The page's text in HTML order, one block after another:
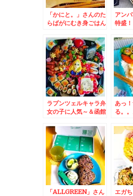
「かにと。」さんのた
らばがにむき身ごはん
アン
特盛
ベス
わ」
煮干
苔」
幸せ
ラプンツェルキャラ弁
女の子に人気～＆函館
ッキーピエロ」さんの
「チャイニーズチキン
バーガー」食べたら病
みつきよ～
あっ
る。
「食
の「
ウト
月か
れま
「ALLGREEN」さん
エガ